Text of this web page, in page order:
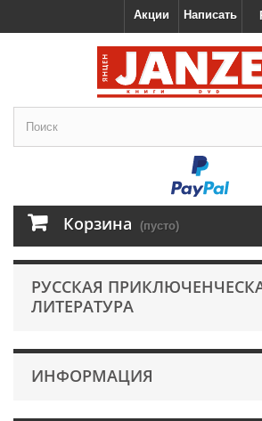
Написать
Акции
Корзина (пусто)
РУССКАЯ
ЛИТЕРАТУРА
ИНФОРМАЦИЯ